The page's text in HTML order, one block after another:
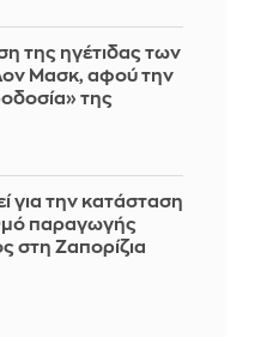
της ηγέτιδας των
Μασκ, αφού την
της
για την κατάσταση
παραγωγής
στη Ζαπορίζια